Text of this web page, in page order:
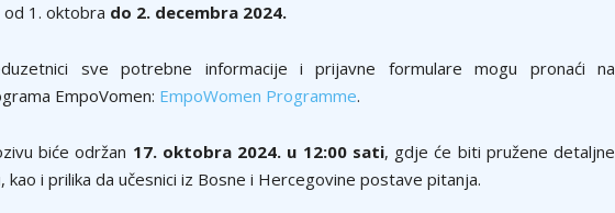
1. oktobra do 2. decembra 2024.
sve potrebne informacije i prijavne formulare mogu pronaći na
EmpoVomen: EmpoWomen Programme.
biće održan 17. oktobra 2024. u 12:00 sati, gdje će biti pružene detaljne
kao i prilika da učesnici iz Bosne i Hercegovine postave pitanja.